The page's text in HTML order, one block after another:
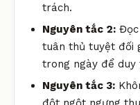
trách.
Nguyên tắc 2: Đọc
tuân thủ tuyệt đối
trong ngày để
Nguyên tắc 3: